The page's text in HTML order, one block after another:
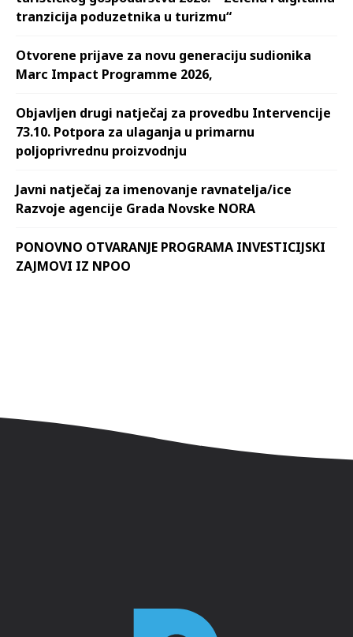
tranzicija poduzetnika u turizmu“
Otvorene prijave za novu generaciju sudionika
Marc Impact Programme 2026,
Objavljen drugi natječaj za provedbu Intervencije
73.10. Potpora za ulaganja u primarnu
poljoprivrednu proizvodnju
Javni natječaj za imenovanje ravnatelja/ice
Razvoje agencije Grada Novske NORA
PONOVNO OTVARANJE PROGRAMA INVESTICIJSKI
ZAJMOVI IZ NPOO